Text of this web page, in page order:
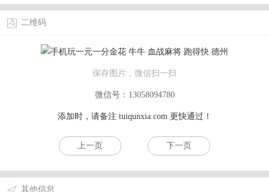
二维码
保存图片，微信扫一扫
微信号：13058094780
添加时，请备注 tuiqunxia.com更快通过！
上一页 下一页
其他信息